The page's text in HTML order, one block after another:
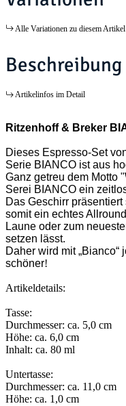
Alle Variationen zu diesem Artikel
Beschreibung
Artikelinfos im Detail
Ritzenhoff & Breker
Dieses Espresso-Set
Serie BIANCO ist aus
Ganz getreu dem Motto
Serei BIANCO ein
Das Geschirr
somit ein echtes
Laune oder zum
setzen lässt.
Daher wird mit
schöner!
Artikeldetails:
Tasse:
Durchmesser: ca. 5,0 cm
Höhe: ca. 6,0 cm
Inhalt: ca. 80 ml
Untertasse:
Durchmesser: ca. 11,0 cm
Höhe: ca. 1,0 cm